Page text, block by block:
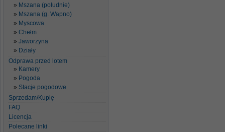
Mszana (południe)
Mszana (g. Wapno)
Myscowa
Chełm
Jaworzyna
Działy
Odprawa przed lotem
Kamery
Pogoda
Stacje pogodowe
Sprzedam/Kupię
FAQ
Licencja
Polecane linki